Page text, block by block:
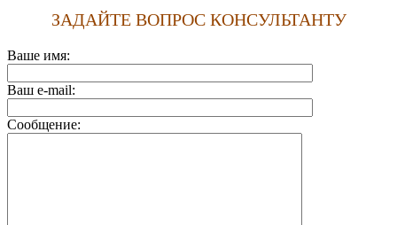
ЗАДАЙТЕ ВОПРОС КОНСУЛЬТАНТУ
Ваше имя:
Ваш e-mail:
Сообщение: